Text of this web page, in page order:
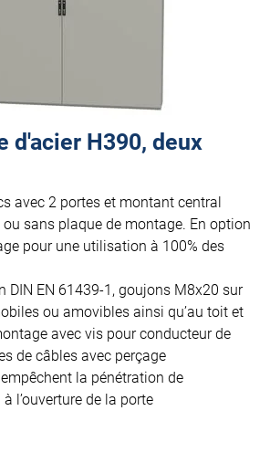
d'acier H390, deux
avec 2 portes et montant central
sans plaque de montage. En option
pour une utilisation à 100% des
DIN EN 61439-1, goujons M8x20 sur
ou amovibles ainsi qu’au toit et
avec vis pour conducteur de
de câbles avec perçage
la pénétration de
l’ouverture de la porte